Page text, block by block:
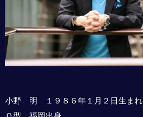
小野 明 １９８６年１月２日生まれ